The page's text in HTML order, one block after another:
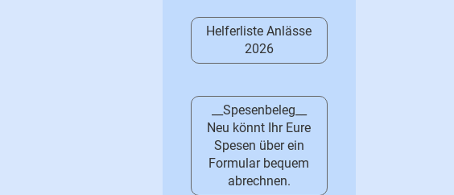
Helferliste Anlässe
2026
__Spesenbeleg__
Neu könnt Ihr Eure
Spesen über ein
Formular bequem
abrechnen.